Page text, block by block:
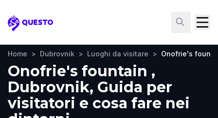
Questo
Home > Dubrovnik > Luoghi da visitare > Onofrie's
Onofrie's fountain ,
Dubrovnik, Guida per
visitatori e cosa fare nei